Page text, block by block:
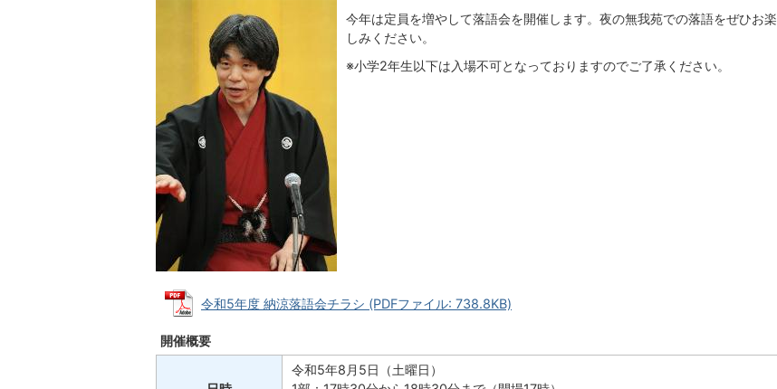
今年は定員を増やして落語会を開催します。夜の無我苑での落語をぜひお楽
しみください。
※小学2年生以下は入場不可となっておりますのでご了承ください。
令和5年度 納涼落語会チラシ (PDFファイル: 738.8KB)
開催概要
令和5年8月5日（土曜日）